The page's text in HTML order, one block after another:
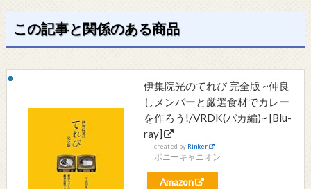
この記事と関係のある商品
伊集院光のてれび 完全版 ~仲良
しメンバーと厳選食材でカレー
を作ろう!/VRDK(バカ編)~ [Blu-
ray]
created by Rinker
ポニーキャニオン
Amazon